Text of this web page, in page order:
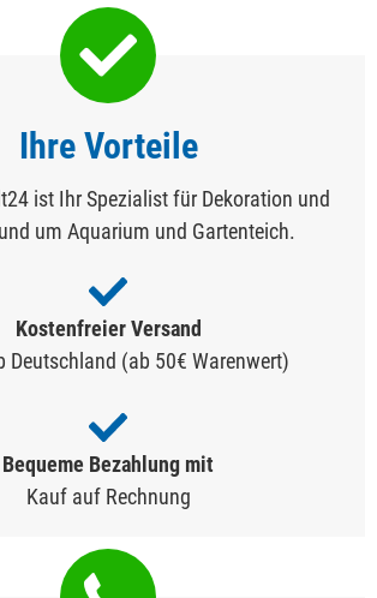
Ihre Vorteile
ist Ihr Spezialist für Dekoration und
um Aquarium und Gartenteich.
Kostenfreier Versand
Deutschland (ab 50€ Warenwert)
Bequeme Bezahlung mit
Kauf auf Rechnung